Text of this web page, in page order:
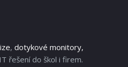
, dotykové monitory,
řešení do škol i firem.